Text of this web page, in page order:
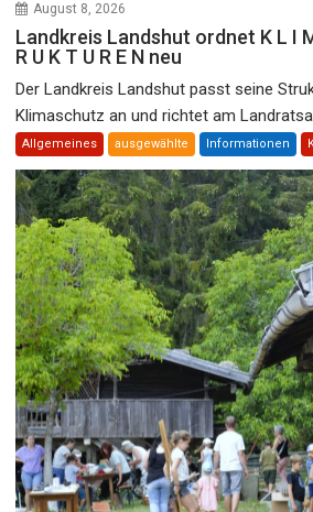
August 8, 2026
Landkreis Landshut ordnet K L I
R U K T U R E N neu
Der Landkreis Landshut passt seine
Klimaschutz an und richtet am
Allgemeines ausgewählte Informationen